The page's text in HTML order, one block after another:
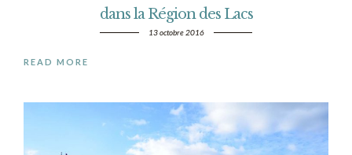
dans la Région des Lacs
13 octobre 2016
READ MORE